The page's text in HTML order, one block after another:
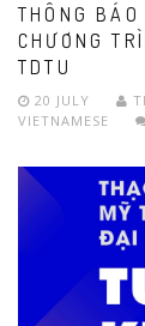
THÔNG
CHƯƠNG
TDTU
20 JULY
VIETNAMESE